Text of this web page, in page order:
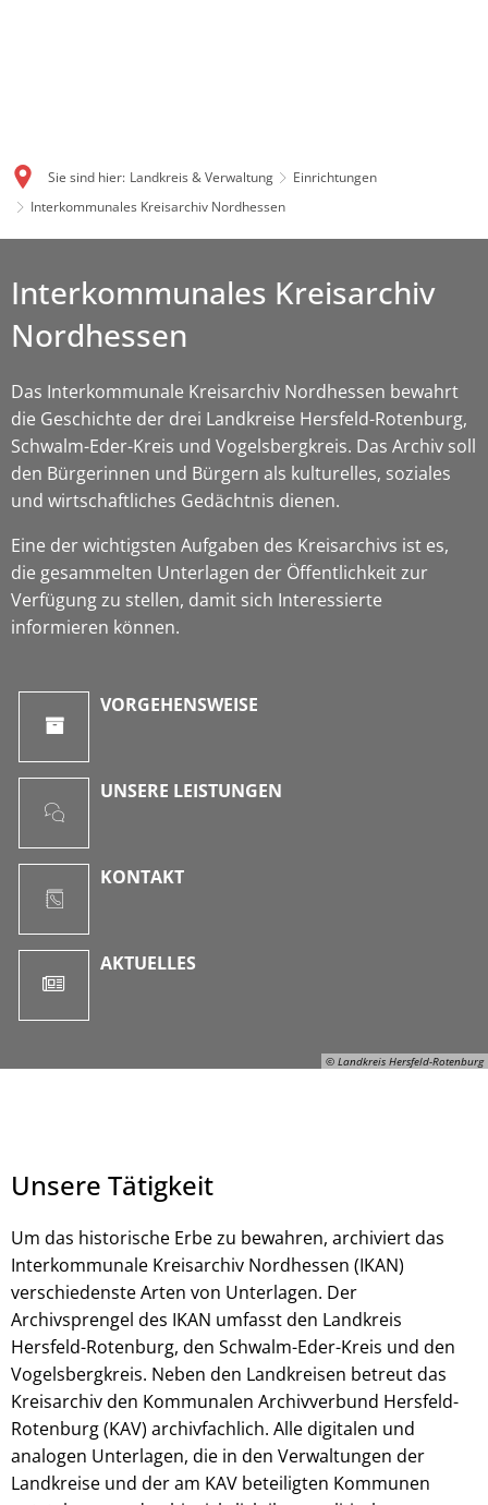
Sie sind hier: Landkreis & Verwaltung
Einrichtungen
Interkommunales Kreisarchiv Nordhessen
© Landkreis Hersfeld-Rotenburg
© Landkreis Hersfeld-Rotenburg
Interkommunales Kreisarchiv
Nordhessen
Das Interkommunale Kreisarchiv Nordhessen bewahrt
die Geschichte der drei Landkreise Hersfeld-Rotenburg,
Schwalm-Eder-Kreis und Vogelsbergkreis. Das Archiv soll
den Bürgerinnen und Bürgern als kulturelles, soziales
und wirtschaftliches Gedächtnis dienen.
Eine der wichtigsten Aufgaben des Kreisarchivs ist es,
die gesammelten Unterlagen der Öffentlichkeit zur
Verfügung zu stellen, damit sich Interessierte
informieren können.
VORGEHENSWEISE
UNSERE LEISTUNGEN
KONTAKT
AKTUELLES
Unsere Tätigkeit
Um das historische Erbe zu bewahren, archiviert das
Interkommunale Kreisarchiv Nordhessen (IKAN)
verschiedenste Arten von Unterlagen. Der
Archivsprengel des IKAN umfasst den Landkreis
Hersfeld-Rotenburg, den Schwalm-Eder-Kreis und den
Vogelsbergkreis. Neben den Landkreisen betreut das
Kreisarchiv den Kommunalen Archivverbund Hersfeld-
Rotenburg (KAV) archivfachlich. Alle digitalen und
analogen Unterlagen, die in den Verwaltungen der
Landkreise und der am KAV beteiligten Kommunen